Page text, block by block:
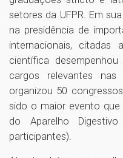
setores da UFPR. Em
na presidência de
internacionais,
científica
cargos relevantes
organizou 50
sido o maior evento que
do Aparelho
participantes).